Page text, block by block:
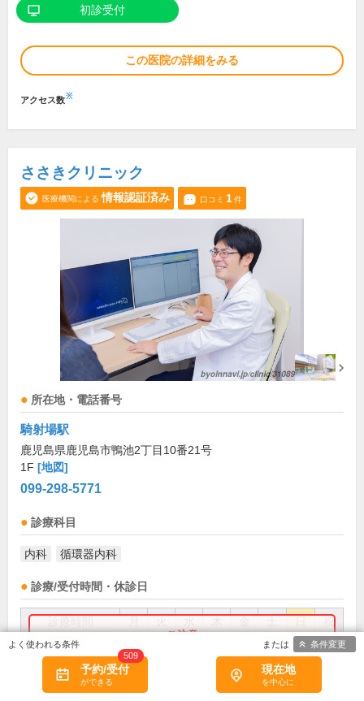
初診受付
この医院の詳細をみる
アクセス数※
ささきクリニック
医療機関による 情報認証済み 口コミ 1件
所在地・電話番号
騎射場駅
鹿児島県鹿児島市鴨池2丁目10番21号
1F [地図]
099-298-5771
診療科目
内科 循環器内科
診療/受付時間・休診日
祝
9:00～12:30 ● ●
14:00～16:00 ●
お盆(8月中旬)は休診・休業の場合があります。来院前
に必ず医療機関に直接ご確認ください。
×閉じる
予約/受付
509
現在地
条件変更